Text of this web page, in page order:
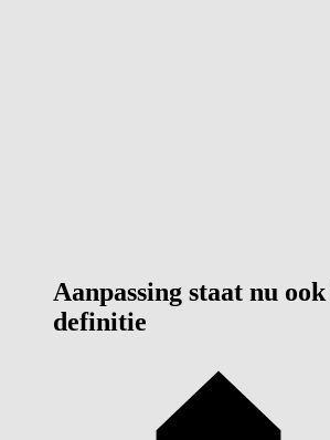
Aanpassing staat nu
definitie